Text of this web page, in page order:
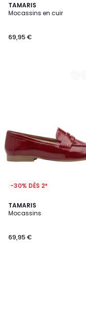
TAMARIS
Mocassins en cuir
69,95 €
2
Couleurs
-30% DÈS 2*
TAMARIS
Mocassins
69,95 €